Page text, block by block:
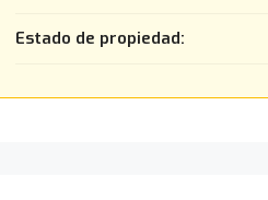
Estado de propiedad: